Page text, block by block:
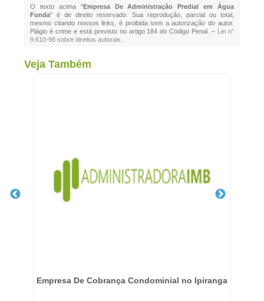
O texto acima "Empresa De Administração Predial em Água
Funda" é de direito reservado. Sua reprodução, parcial ou total,
mesmo citando nossos links, é proibida sem a autorização do autor.
Plágio é crime e está previsto no artigo 184 do Código Penal. – Lei n°
9.610-98 sobre direitos autorais
Veja Também
Empresa De Cobrança Condominial no Ipiranga